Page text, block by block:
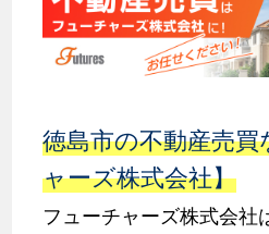
徳島市の不動産売
ャーズ株式会社】
フューチャーズ株式会社